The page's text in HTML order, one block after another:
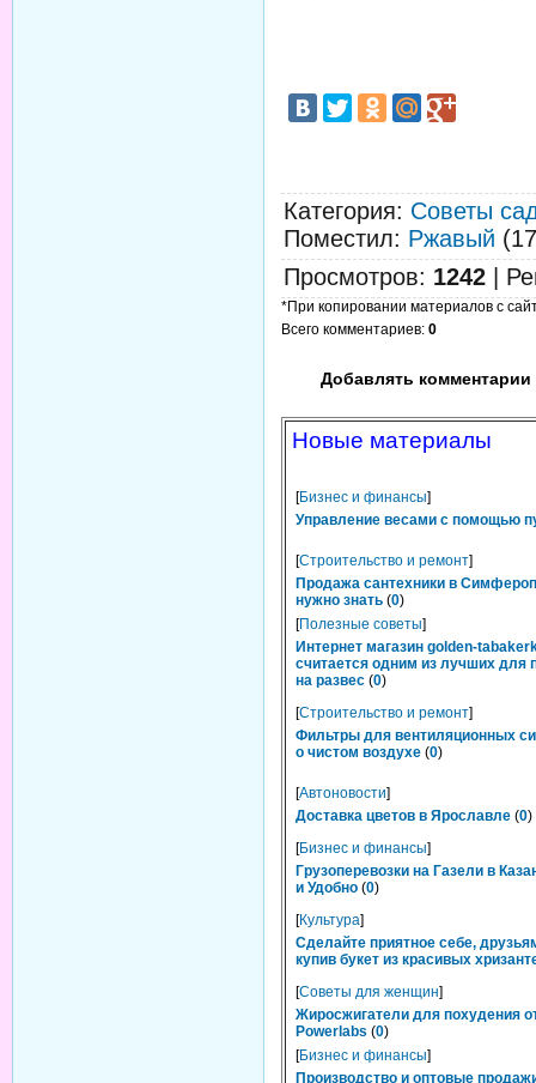
Категория: Советы
Поместил: Ржавый
Просмотров: 1242
*При копировании материалов с
Всего комментариев: 0
Добавлять комментарии
Новые материалы
[Бизнес и финансы]
Управление весами с помощью
[Строительство и ремонт]
Продажа сантехники в
нужно знать (0)
[Полезные советы]
Интернет магазин golden-
считается одним из лучших для
на развес (0)
[Строительство и ремонт]
Фильтры для вентиляционных
о чистом воздухе (0)
[Автоновости]
Доставка цветов в Ярославле (0)
[Бизнес и финансы]
Грузоперевозки на Газели в
и Удобно (0)
[Культура]
Сделайте приятное себе,
купив букет из красивых
[Советы для женщин]
Жиросжигатели для похудения
Powerlabs (0)
[Бизнес и финансы]
Производство и оптовые